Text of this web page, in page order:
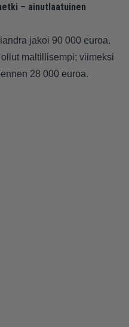
– ainutlaatuinen
jakoi 90 000 euroa.
maltillisempi; viimeksi
28 000 euroa.